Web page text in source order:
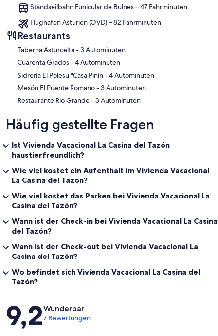
Standseilbahn Funicular de Bulnes – 47 Fahrminuten
Flughafen Asturien (OVD) – 82 Fahrminuten
Restaurants
‪Taberna Asturcelta - ‬3 Autominuten
‪Cuarenta Grados - ‬4 Autominuten
‪Sidrería El Polesu "Casa Pinín - ‬4 Autominuten
‪Mesón El Puente Romano - ‬3 Autominuten
‪Restaurante Rio Grande - ‬3 Autominuten
Häufig gestellte Fragen
Ist Vivienda Vacacional La Casina del Tazón
haustierfreundlich?
Wie viel kostet ein Aufenthalt im Vivienda Vacacional
La Casina del Tazón?
Wie viel kostet das Parken bei Vivienda Vacacional La
Casina del Tazón?
Wann ist der Check-in bei Vivienda Vacacional La Casina
del Tazón?
Wann ist der Check-out bei Vivienda Vacacional La
Casina del Tazón?
Wo befindet sich Vivienda Vacacional La Casina del
Tazón?
Bewertungen
9,2Wunderbar
7 Bewertungen